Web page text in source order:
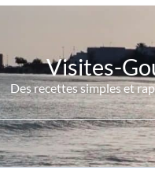
Visites-
Des recettes simples et